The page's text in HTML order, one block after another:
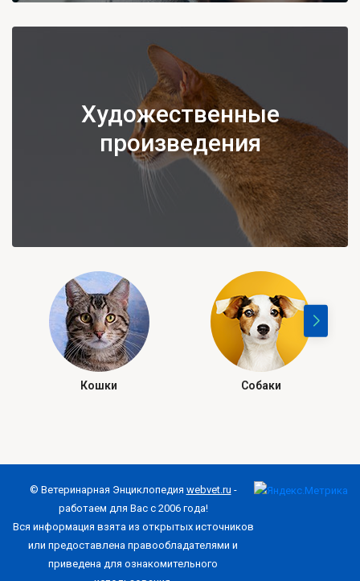
Художественные
произведения
Кошки Собаки
© Ветеринарная Энциклопедия webvet.ru -
работаем для Вас с 2006 года!
Вся информация взята из открытых источников
или предоставлена правообладателями и
приведена для ознакомительного